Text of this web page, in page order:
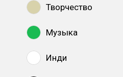
Творчество
Музыка
Инди